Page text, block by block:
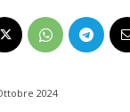
2024